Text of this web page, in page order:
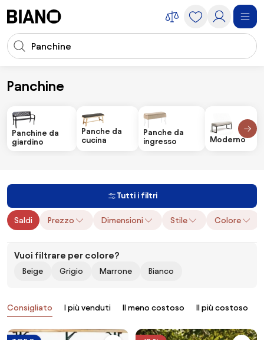
Input della ricerca
Panchine
Arredamento
Panchine da
giardino
Panche da
cucina
Panche da
ingresso
Moderno
Tutti i filtri
Saldi Prezzo Dimensioni Stile Colore
Vuoi filtrare per colore?
Beige Grigio Marrone Bianco
Prodotti
Consigliato I più venduti Il meno costoso Il più costoso